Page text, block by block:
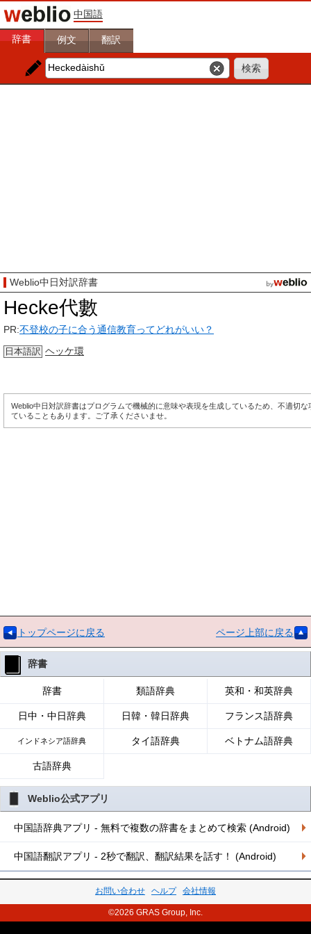
中国語
辞書 例文 翻訳
Weblio中日対訳辞書
Hecke代數
PR:不登校の子に合う通信教育ってどれがいい？
日本語訳 ヘッケ環
Weblio中日対訳辞書はプログラムで機械的に意味や表現を生成しているため、不適切な
ていることもあります。ご了承くださいませ。
トップページに戻る ページ上部に戻る
辞書
辞書 類語辞典 英和・和英辞典
日中・中日辞典 日韓・韓日辞典 フランス語辞典
インドネシア語辞典 タイ語辞典 ベトナム語辞典
古語辞典
Weblio公式アプリ
中国語辞典アプリ - 無料で複数の辞書をまとめて検索 (Android)
中国語翻訳アプリ - 2秒で翻訳、翻訳結果を話す！ (Android)
お問い合わせ ヘルプ 会社情報
©2026 GRAS Group, Inc.